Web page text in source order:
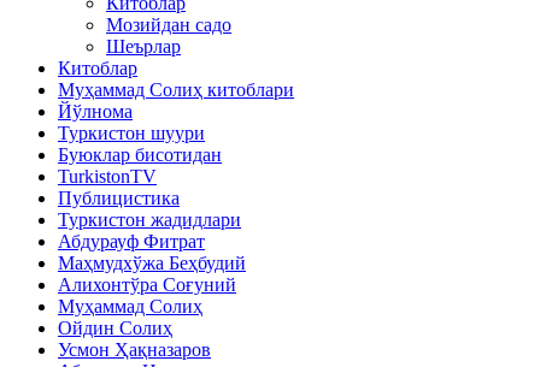
Мозийдан садо
Шеърлар
Китоблар
Муҳаммад Солиҳ китоблари
Йўлнома
Туркистон шуури
Буюклар бисотидан
TurkistonTV
Публицистика
Туркистон жадидлари
Абдурауф Фитрат
Маҳмудхўжа Беҳбудий
Алихонтўра Соғуний
Муҳаммад Солиҳ
Ойдин Солиҳ
Усмон Ҳақназаров